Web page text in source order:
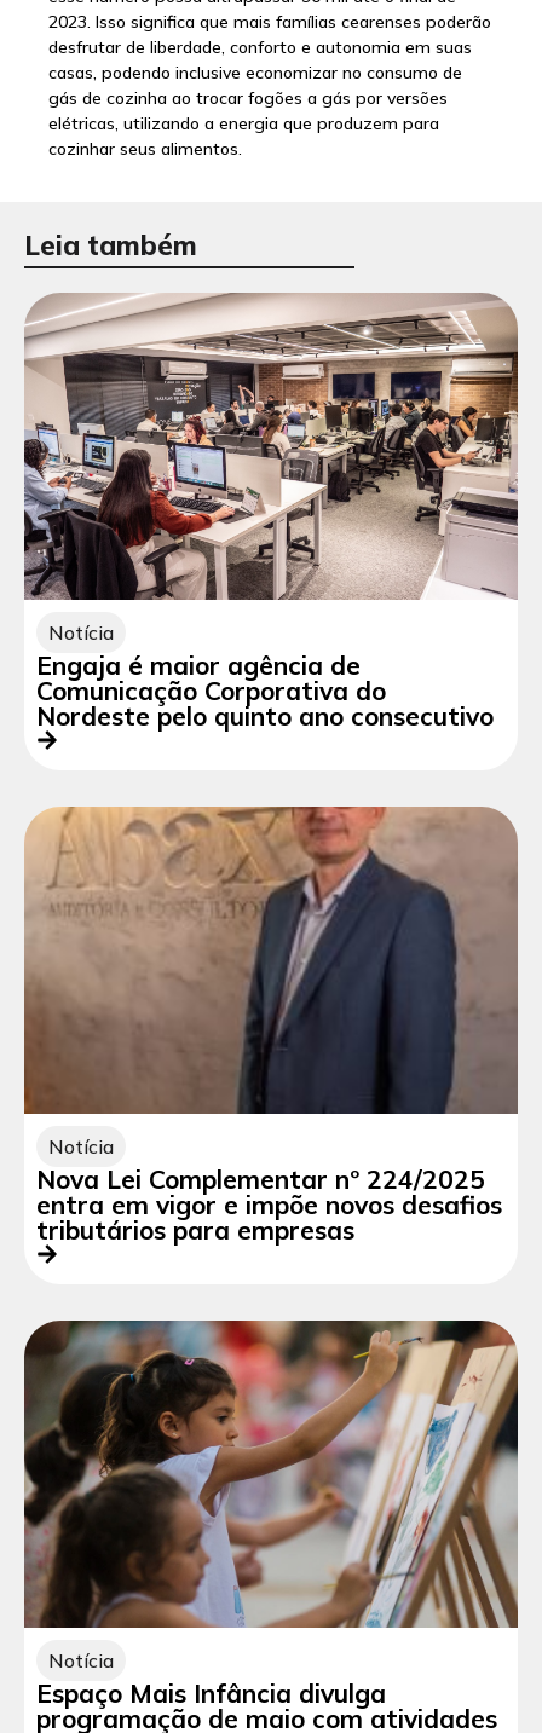
2023. Isso significa que mais famílias cearenses poderão
desfrutar de liberdade, conforto e autonomia em suas
casas, podendo inclusive economizar no consumo de
gás de cozinha ao trocar fogões a gás por versões
elétricas, utilizando a energia que produzem para
cozinhar seus alimentos.
Leia também
Notícia
Engaja é maior agência de
Comunicação Corporativa do
Nordeste pelo quinto ano consecutivo
Notícia
Nova Lei Complementar nº 224/2025
entra em vigor e impõe novos desafios
tributários para empresas
Notícia
Espaço Mais Infância divulga
programação de maio com atividades